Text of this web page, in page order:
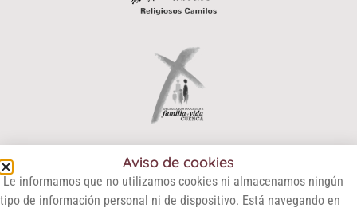
© 2024 Centro de Orientación Familiar San Julián |
Diócesis de Cuenca
Aviso legalPolítica de privacidad
Aviso de cookies
Le informamos que no utilizamos cookies ni almacenamos ningún
tipo de información personal ni de dispositivo. Está navegando en